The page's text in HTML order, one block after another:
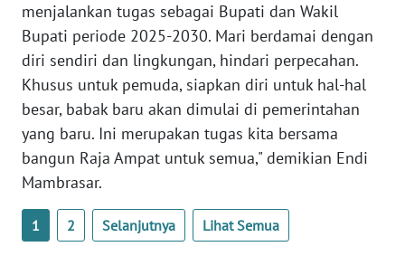
menjalankan tugas sebagai Bupati dan Wakil
Bupati periode 2025-2030. Mari berdamai dengan
diri sendiri dan lingkungan, hindari perpecahan.
Khusus untuk pemuda, siapkan diri untuk hal-hal
besar, babak baru akan dimulai di pemerintahan
yang baru. Ini merupakan tugas kita bersama
bangun Raja Ampat untuk semua," demikian Endi
Mambrasar.
1 2 Selanjutnya Lihat Semua
WN
JATIM
WN
BALI
WN
KALBAR
WN
KALTENG